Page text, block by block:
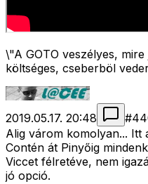
\"A GOTO veszélyes,
költséges, cseberböl
2019.05.17. 20:48 #
Alig várom komolyan... Itt
Contén át Pinyőig
Viccet félretéve, nem
jó opció.